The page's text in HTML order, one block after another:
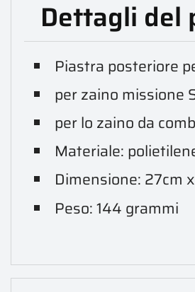
Dettagli del
Piastra posteriore
per zaino missione
per lo zaino da
Materiale:
Dimensione: 27cm
Peso: 144 grammi